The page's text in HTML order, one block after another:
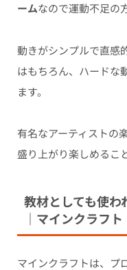
ームなので運動不足の
動きがシンプルで直感
はもちろん、ハードな
ます。
有名なアーティストの
盛り上がり楽しめるこ
教材としても使わ
｜マインクラフト
マインクラフトは、プ